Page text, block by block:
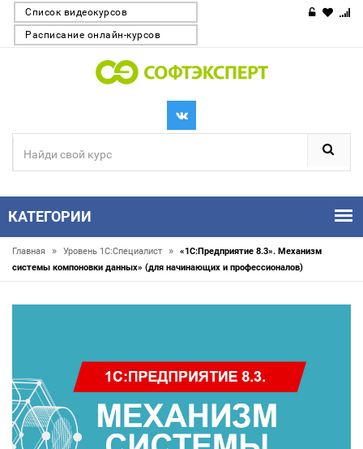
Список видеокурсов
Расписание онлайн-курсов
КАТЕГОРИИ
Главная » Уровень 1С:Специалист »
«1С:Предприятие 8.3». Механизм
системы компоновки данных» (для начинающих и профессионалов)